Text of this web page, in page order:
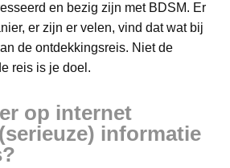
en bezig zijn met BDSM. Er
er zijn er velen, vind dat wat bij
de ontdekkingsreis. Niet de
reis is je doel.
op internet
informatie